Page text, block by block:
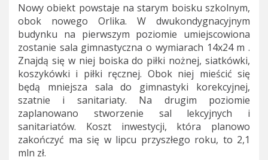
Nowy obiekt powstaje na starym boisku szkolnym,
obok nowego Orlika. W dwukondygnacyjnym
budynku na pierwszym poziomie umiejscowiona
zostanie sala gimnastyczna o wymiarach 14x24 m .
Znajdą się w niej boiska do piłki nożnej, siatkówki,
koszykówki i piłki ręcznej. Obok niej mieścić się
będą mniejsza sala do gimnastyki korekcyjnej,
szatnie i sanitariaty. Na drugim poziomie
zaplanowano stworzenie sal lekcyjnych i
sanitariatów. Koszt inwestycji, która planowo
zakończyć ma się w lipcu przyszłego roku, to 2,1
mln zł.